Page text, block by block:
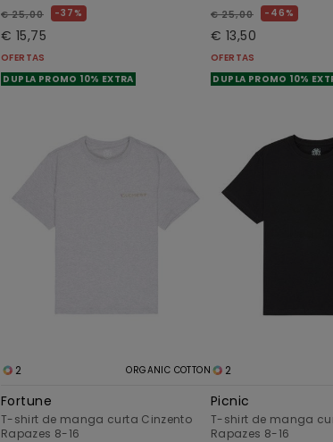
€ 25,00 37%
€ 15,75
OFERTAS
DUPLA PROMO 10% EXTRA
€ 25,00 46%
€ 13,50
OFERTAS
DUPLA PROMO 10%
2 ORGANIC COTTON
Fortune
T-shirt de manga curta Cinzento
Rapazes 8-16
2
Picnic
T-shirt de manga
Rapazes 8-16